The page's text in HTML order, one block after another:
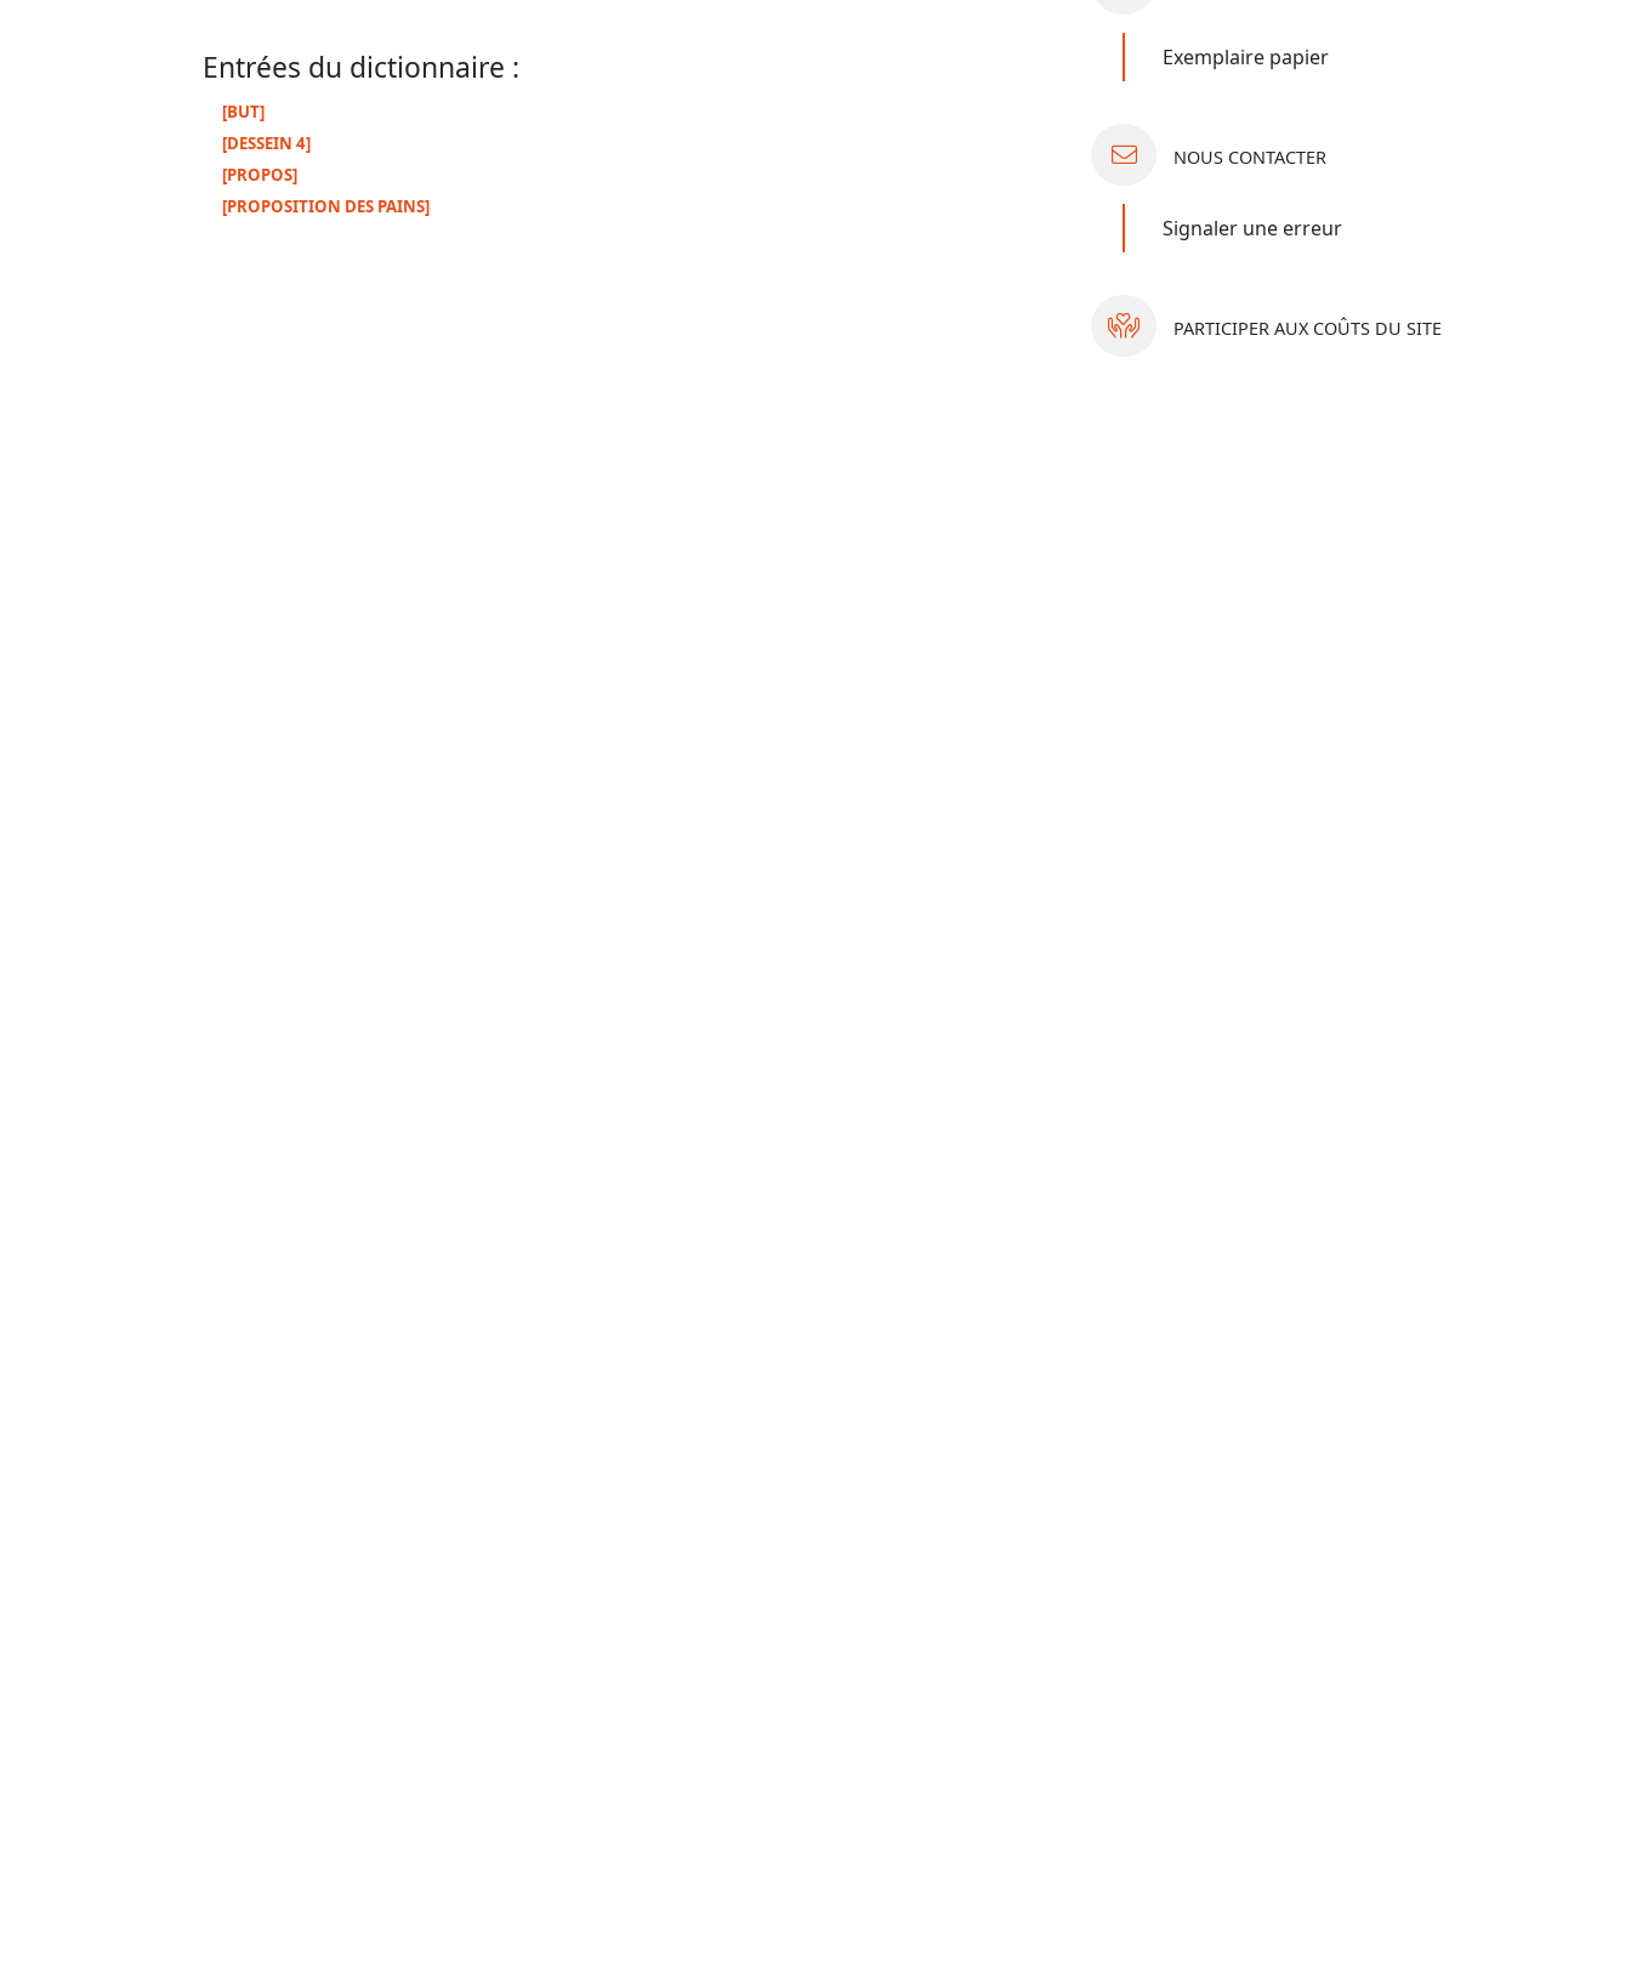
Entrées du dictionnaire :
[BUT]
[DESSEIN 4]
[PROPOS]
[PROPOSITION DES PAINS]
Exemplaire papier
NOUS CONTACTER
Signaler une erreur
PARTICIPER AUX COÛTS DU SITE